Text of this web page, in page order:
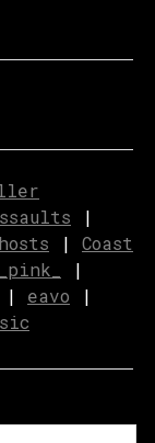
|
| Coast
|
| eavo |